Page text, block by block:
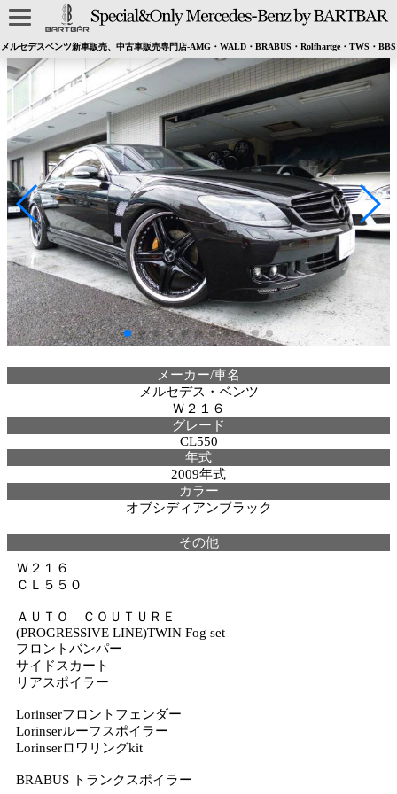
メルセデスベンツ新車販売、中古車販売専門店-AMG・WALD・BRABUS・Rolfhartge・TWS・BBS
メーカー/車名
メルセデス・ベンツ
Ｗ２１６
グレード
CL550
年式
2009年式
カラー
オブシディアンブラック
その他
Ｗ２１６
ＣＬ５５０
ＡＵＴＯ ＣＯＵＴＵＲＥ
(PROGRESSIVE LINE)TWIN Fog set
フロントバンパー
サイドスカート
リアスポイラー
Lorinserフロントフェンダー
Lorinserルーフスポイラー
Lorinserロワリングkit
BRABUS トランクスポイラー